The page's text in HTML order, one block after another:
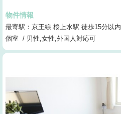
物件情報
最寄駅：京王線 桜上水駅 徒歩15分以内
個室 / 男性,女性,外国人対応可